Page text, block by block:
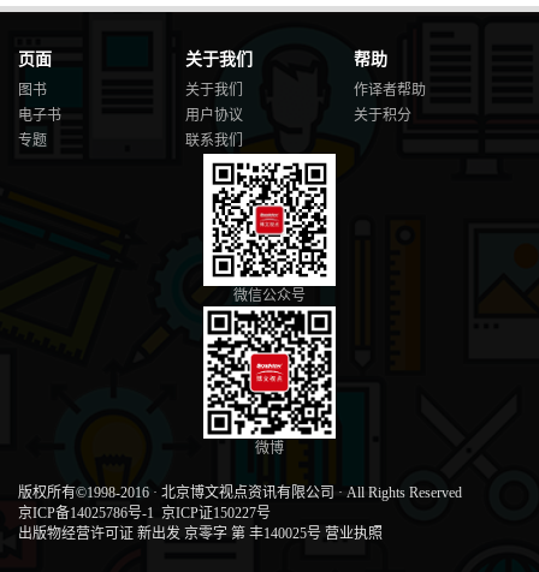
页面
图书
电子书
专题
关于我们
关于我们
用户协议
联系我们
帮助
作译者帮助
关于积分
微信公众号
微博
版权所有©1998-2016 · 北京博文视点资讯有限公司 · All Rights Reserved
京ICP备14025786号-1 京ICP证150227号
出版物经营许可证 新出发 京零字 第 丰140025号 营业执照